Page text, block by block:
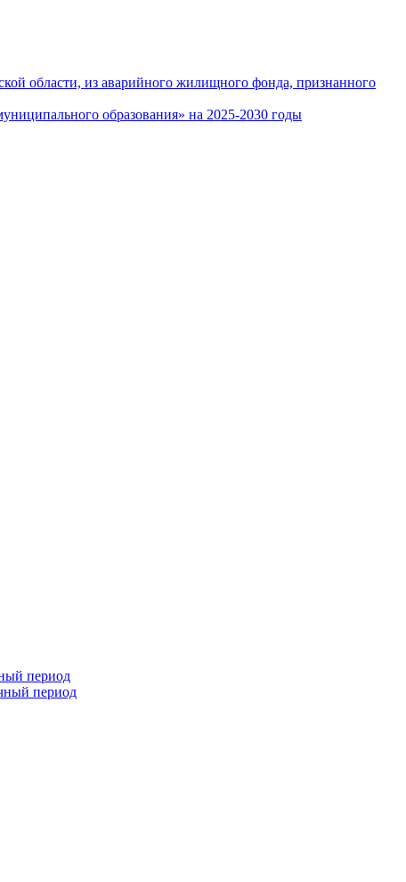
области, из аварийного жилищного фонда, признанного
образования» на 2025-2030 годы
период
период